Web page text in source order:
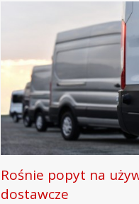
Rośnie popyt na
dostawcze